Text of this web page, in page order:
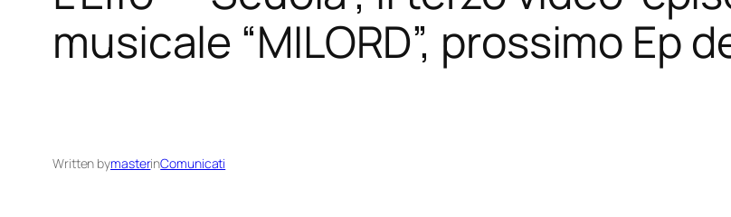
musicale “MILORD”, prossimo Ep
Written bymasterinComunicati